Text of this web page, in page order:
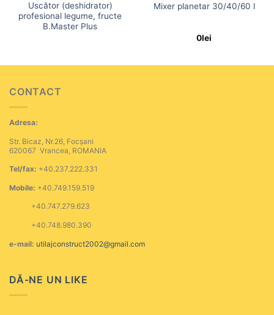
Uscător (deshidrator)
profesional legume, fructe
B.Master Plus
Mixer planetar 30/40/60 l
0lei
CONTACT
Adresa:
Str. Bicaz, Nr.26, Focșani
620067 Vrancea, ROMANIA
Tel/fax: +40.237.222.331
Mobile: +40.749.159.519
+40.747.279.623
+40.748.980.390
e-mail: utilajconstruct2002@gmail.com
DĂ-NE UN LIKE